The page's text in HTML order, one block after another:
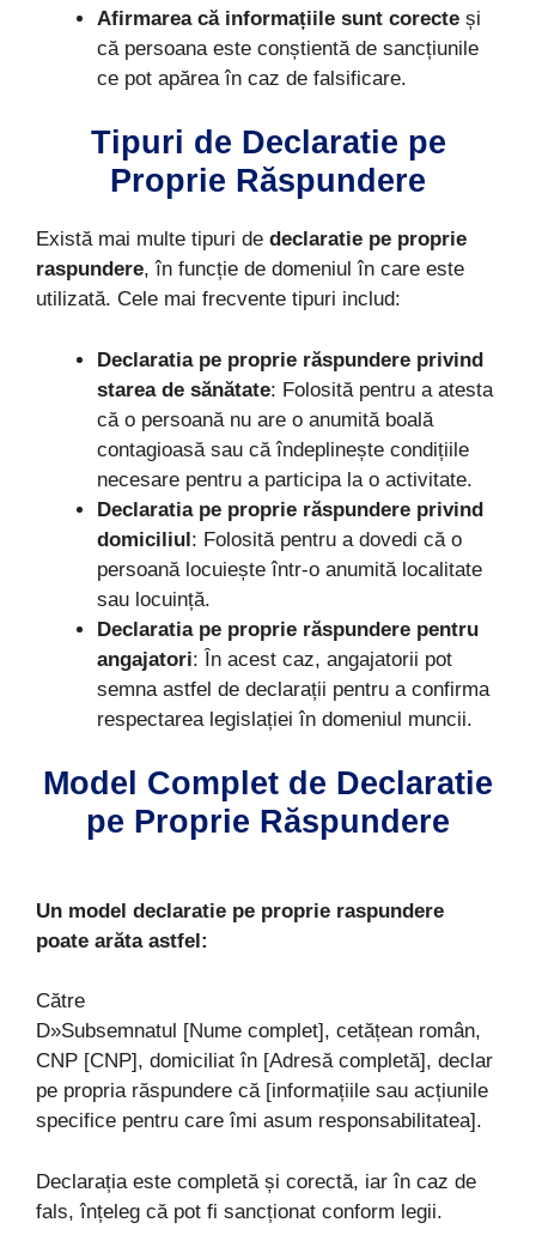
Afirmarea că informațiile sunt corecte și
că persoana este conștientă de sancțiunile
ce pot apărea în caz de falsificare.
Tipuri de Declaratie pe
Proprie Răspundere
Există mai multe tipuri de declaratie pe proprie
raspundere, în funcție de domeniul în care este
utilizată. Cele mai frecvente tipuri includ:
Declaratia pe proprie răspundere privind
starea de sănătate: Folosită pentru a atesta
că o persoană nu are o anumită boală
contagioasă sau că îndeplinește condițiile
necesare pentru a participa la o activitate.
Declaratia pe proprie răspundere privind
domiciliul: Folosită pentru a dovedi că o
persoană locuiește într-o anumită localitate
sau locuință.
Declaratia pe proprie răspundere pentru
angajatori: În acest caz, angajatorii pot
semna astfel de declarații pentru a confirma
respectarea legislației în domeniul muncii.
Model Complet de Declaratie
pe Proprie Răspundere
Un model declaratie pe proprie raspundere
poate arăta astfel:
Către
D»Subsemnatul [Nume complet], cetățean român,
CNP [CNP], domiciliat în [Adresă completă], declar
pe propria răspundere că [informațiile sau acțiunile
specifice pentru care îmi asum responsabilitatea].
Declarația este completă și corectă, iar în caz de
fals, înțeleg că pot fi sancționat conform legii.